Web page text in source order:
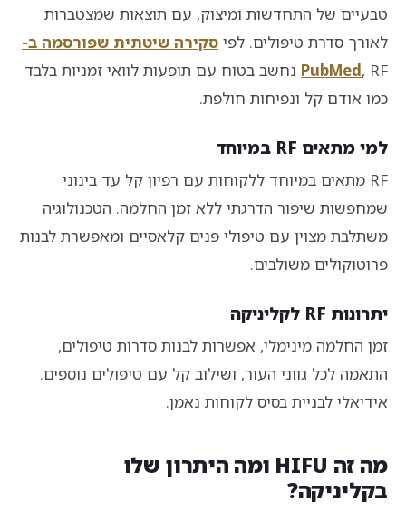
טבעיים של התחדשות ומיצוק, עם תוצאות שמצטברות
לאורך סדרת טיפולים. לפי סקירה שיטתית שפורסמה ב-
PubMed , RF נחשב בטוח עם תופעות לוואי זמניות בלבד
כמו אודם קל ונפיחות חולפת.
למי מתאים RF במיוחד
RF מתאים במיוחד ללקוחות עם רפיון קל עד בינוני
שמחפשות שיפור הדרגתי ללא זמן החלמה. הטכנולוגיה
משתלבת מצוין עם טיפולי פנים קלאסיים ומאפשרת לבנות
פרוטוקולים משולבים.
יתרונות RF לקליניקה
זמן החלמה מינימלי, אפשרות לבנות סדרות טיפולים,
התאמה לכל גווני העור, ושילוב קל עם טיפולים נוספים.
אידיאלי לבניית בסיס לקוחות נאמן.
מה זה HIFU ומה היתרון שלו
בקליניקה?